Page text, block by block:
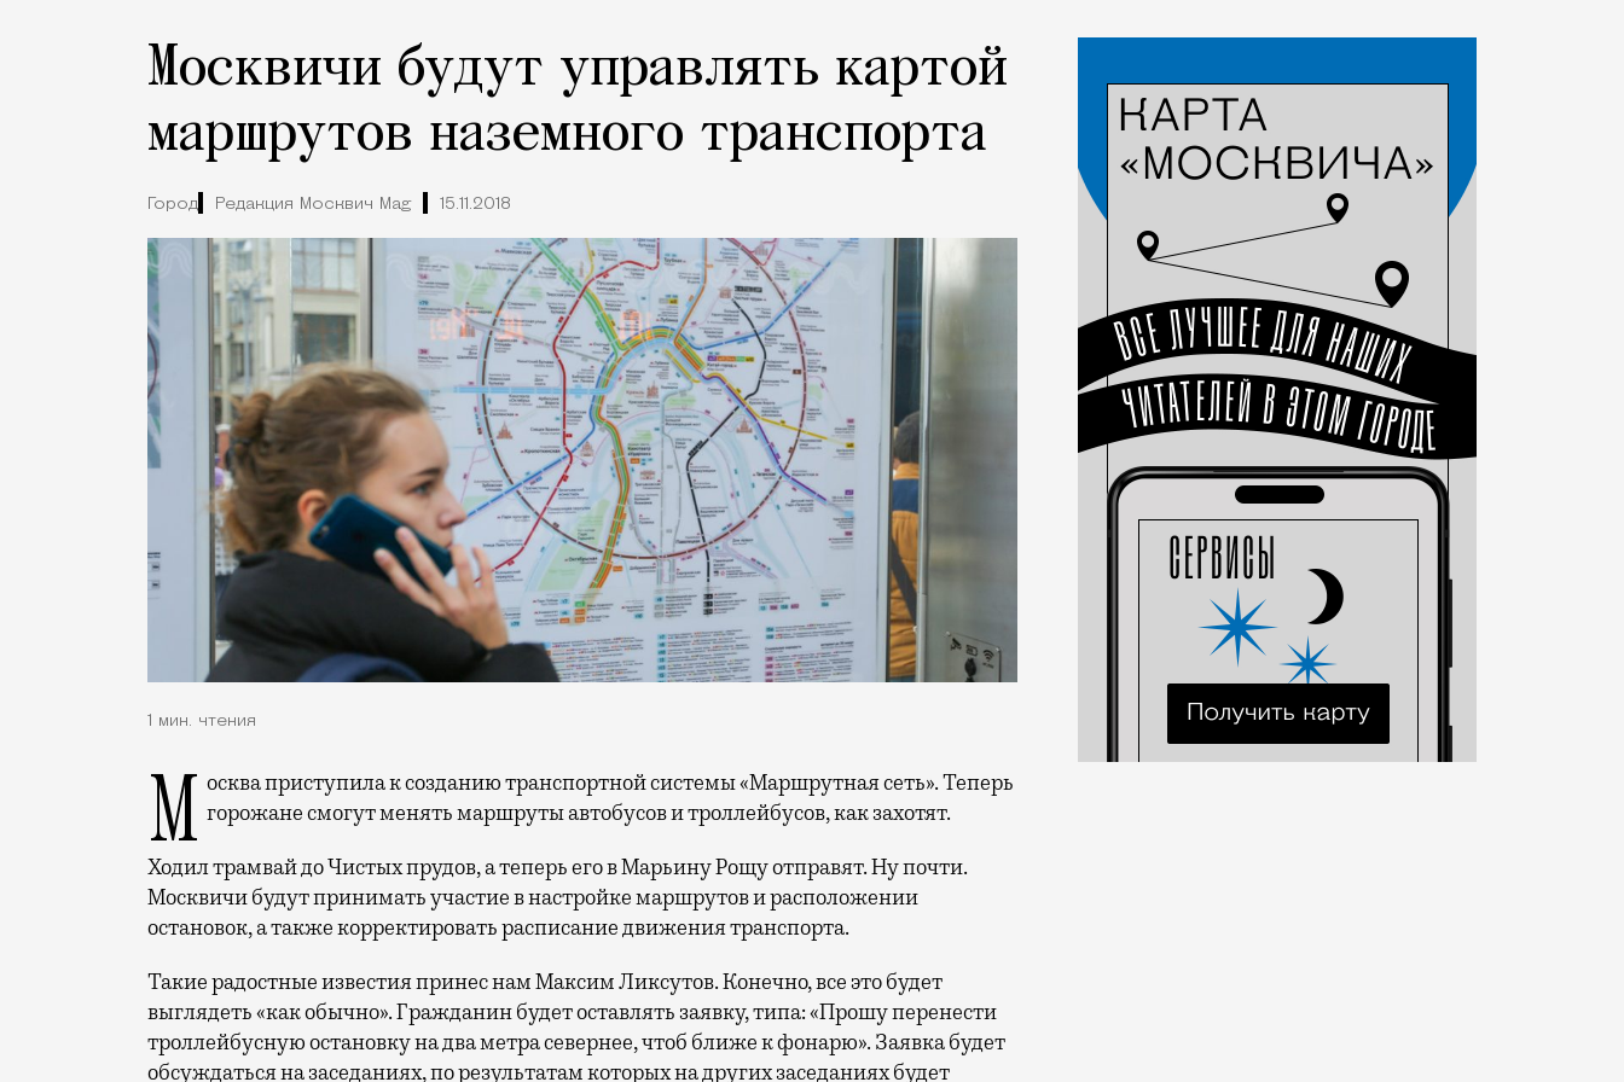
Москвичи будут управлять картой
маршрутов наземного транспорта
Город Редакция Москвич Mag 15.11.2018
1 мин. чтения
Москва приступила к созданию транспортной системы «Маршрутная сеть». Теперь горожане смогут менять маршруты автобусов и троллейбусов, как захотят.
Ходил трамвай до Чистых прудов, а теперь его в Марьину Рощу отправят. Ну почти.
Москвичи будут принимать участие в настройке маршрутов и расположении
остановок, а также корректировать расписание движения транспорта.
Такие радостные известия принес нам Максим Ликсутов. Конечно, все это будет
выглядеть «как обычно». Гражданин будет оставлять заявку, типа: «Прошу перенести
троллейбусную остановку на два метра севернее, чтоб ближе к фонарю». Заявка будет
обсуждаться на заседаниях, по результатам которых на других заседаниях будет